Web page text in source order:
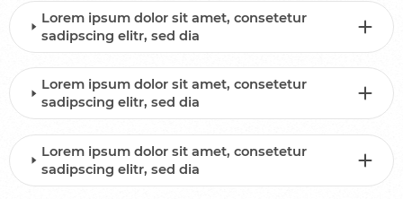
Lorem ipsum dolor sit amet, consetetur
sadipscing elitr, sed dia
Lorem ipsum dolor sit amet, consetetur
sadipscing elitr, sed dia
Lorem ipsum dolor sit amet, consetetur
sadipscing elitr, sed dia